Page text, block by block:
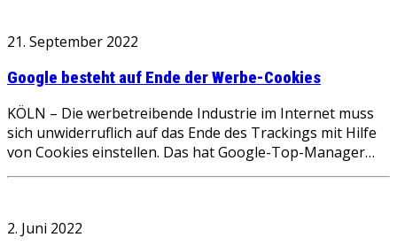
21. September 2022
Google besteht auf Ende der Werbe-Cookies
KÖLN – Die werbetreibende Industrie im Internet muss
sich unwiderruflich auf das Ende des Trackings mit Hilfe
von Cookies einstellen. Das hat Google-Top-Manager…
2. Juni 2022